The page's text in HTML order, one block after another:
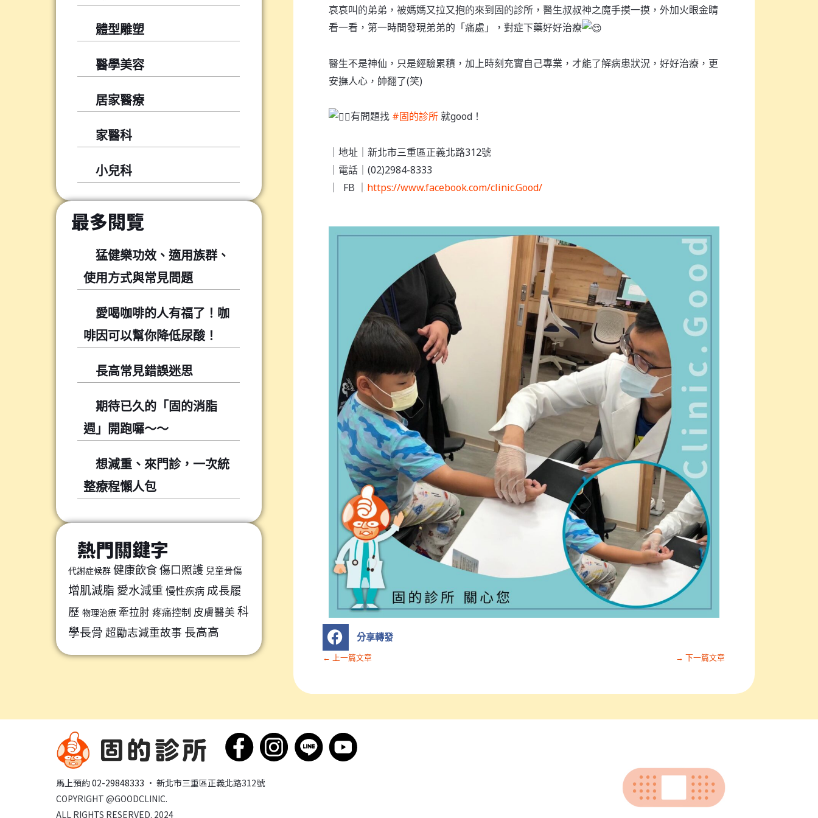
體型雕塑
醫學美容
居家醫療
家醫科
小兒科
最多閱覽
猛健樂功效、適用族群、
使用方式與常見問題
愛喝咖啡的人有福了！咖
啡因可以幫你降低尿酸！
長高常見錯誤迷思
期待已久的「固的消脂
週」開跑囉～～
想減重、來門診，一次統
整療程懶人包
熱門關鍵字
代謝症候群 健康飲食傷口照護 兒童骨傷
增肌減脂 愛水減重 慢性疾病 成長履
歷 物理治療 牽拉肘 疼痛控制 皮膚醫美 科
學長骨 超勵志減重故事 長高高
哀哀叫的弟弟，被媽媽又拉又抱的來到固的診所，醫生叔叔神之魔手摸一摸，外加火眼金睛
看一看，第一時間發現弟弟的「痛處」，對症下藥好好治療
醫生不是神仙，只是經驗累積，加上時刻充實自己專業，才能了解病患狀況，好好治療，更
安撫人心，帥翻了(笑)
有問題找 #固的診所就good！
｜地址｜新北市三重區正義北路312號
｜電話｜(02)2984-8333
｜ FB ｜ https://www.facebook.com/clinic.Good/
S
h
a
r
n
發
分享轉發
← 上一篇文章 → 下一篇文章
馬上預約02-29848333 · 新北市三重區正義北路312號
COPYRIGHT @GOODCLINIC.
ALL RIGHTS RESERVED. 2024